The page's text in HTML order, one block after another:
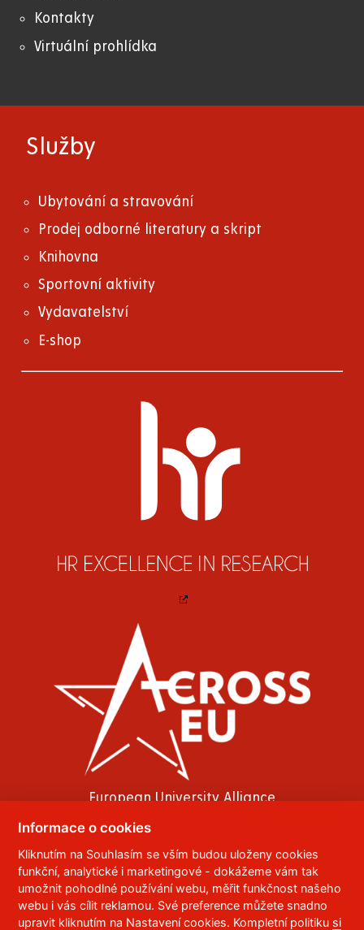
Kontakty
Virtuální prohlídka
Služby
Ubytování a stravování
Prodej odborné literatury a skript
Knihovna
Sportovní aktivity
Vydavatelství
E-shop
European University Alliance
© 2023 Univerzita Pardubice,Studentská 95,
532 10 Pardubice 2
Informace o cookies
Kliknutím na Souhlasím se vším budou uloženy cookies
funkční, analytické i marketingové - dokážeme vám tak
umožnit pohodlné používání webu, měřit funkčnost našeho
webu i vás cílit reklamou. Své preference můžete snadno
upravit kliknutím na Nastavení cookies. Kompletní politiku si